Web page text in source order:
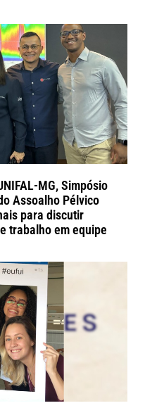
MG, Simpósio
Assoalho Pélvico
para discutir
trabalho em equipe